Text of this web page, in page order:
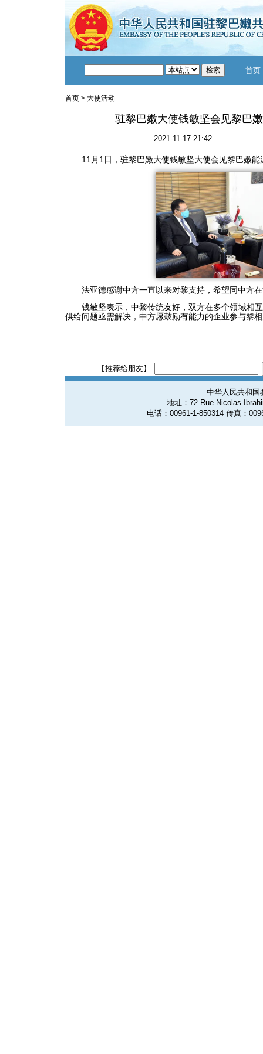
首页
首页 > 大使活动
驻黎巴嫩大使钱敏坚会见黎巴
2021-11-17 21:42
11月1日，驻黎巴嫩大使钱敏坚大使会见黎巴嫩
法亚德感谢中方一直以来对黎支持，希望同中方
钱敏坚表示，中黎传统友好，双方在多个领域相
供给问题亟需解决，中方愿鼓励有能力的企业参与黎
【推荐给朋友】
中华人民共和国
地址：72 Rue Nicolas
电话：00961-1-850314 传真：